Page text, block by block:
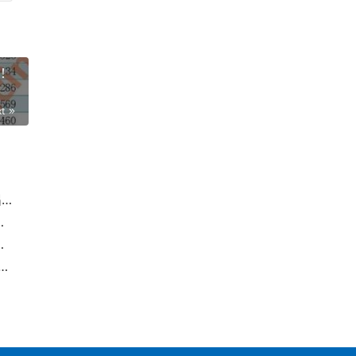
【深度好文】民营能化企业，业绩超国企，凭这3点出彩！
挥企业家作用的意见
、战略新兴百强名单）
——论学习贯彻中央经济工作会议精神